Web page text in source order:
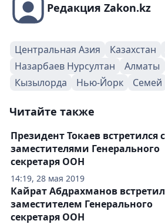
Редакция Zakon.kz
Центральная Азия Казахстан
Назарбаев Нурсултан
Алматы
Кызылорда
Нью-Йорк Семей
Читайте также
14:19, 28 мая 2019
Президент Токаев встретился с
заместителями Генерального
секретаря ООН
Кайрат Абдрахманов
заместителем Генерального
секретаря ООН